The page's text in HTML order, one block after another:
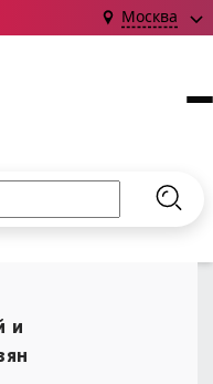
Москва
«Найти», чтобы
и